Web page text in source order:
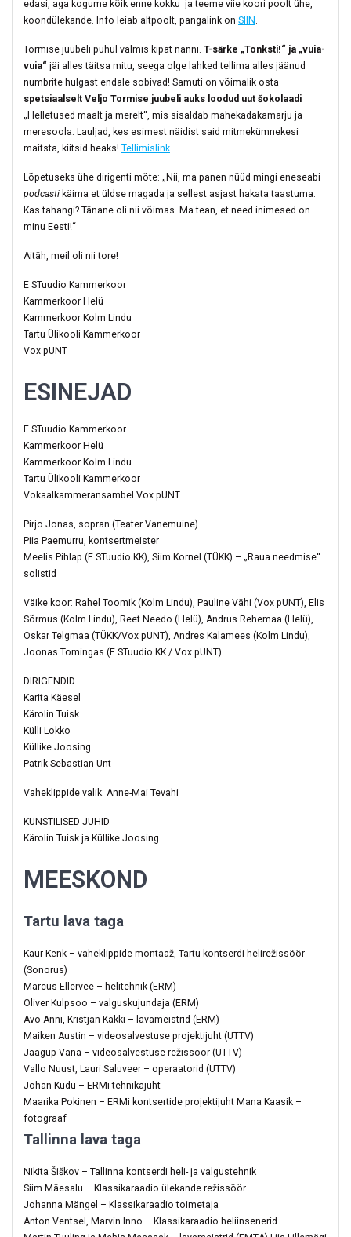
edasi, aga kogume kõik enne kokku ja teeme viie koori poolt ühe,
koondülekande. Info leiab altpoolt, pangalink on SIIN
Tormise juubeli puhul valmis kipat nänni. T-särke „Tonksti!“ ja „vuia-
vuia“ jäi alles täitsa mitu, seega olge lahked tellima alles jäänud
numbrite hulgast endale sobivad! Samuti on võimalik osta
spetsiaalselt Veljo Tormise juubeli auks loodud uut šokolaadi
„Helletused maalt ja merelt“, mis sisaldab mahekadakamarju ja
meresoola. Lauljad, kes esimest näidist said mitmekümnekesi
maitsta, kiitsid heaks! Tellimislink
Lõpetuseks ühe dirigenti mõte: „Nii, ma panen nüüd mingi eneseabi
podcasti käima et üldse magada ja sellest asjast hakata taastuma.
Kas tahangi? Tänane oli nii võimas. Ma tean, et need inimesed on
minu Eesti!“
Aitäh, meil oli nii tore!
E STuudio Kammerkoor
Kammerkoor Helü
Kammerkoor Kolm Lindu
Tartu Ülikooli Kammerkoor
Vox pUNT
ESINEJAD
E STuudio Kammerkoor
Kammerkoor Helü
Kammerkoor Kolm Lindu
Tartu Ülikooli Kammerkoor
Vokaalkammeransambel Vox pUNT
Pirjo Jonas, sopran (Teater Vanemuine)
Piia Paemurru, kontsertmeister
Meelis Pihlap (E STuudio KK), Siim Kornel (TÜKK) – „Raua needmise“
solistid
Väike koor: Rahel Toomik (Kolm Lindu), Pauline Vähi (Vox pUNT), Elis
Sõrmus (Kolm Lindu), Reet Needo (Helü), Andrus Rehemaa (Helü),
Oskar Telgmaa (TÜKK/Vox pUNT), Andres Kalamees (Kolm Lindu),
Joonas Tomingas (E STuudio KK / Vox pUNT)
DIRIGENDID
Karita Käesel
Kärolin Tuisk
Külli Lokko
Küllike Joosing
Patrik Sebastian Unt
Vaheklippide valik: Anne-Mai Tevahi
KUNSTILISED JUHID
Kärolin Tuisk ja Küllike Joosing
MEESKOND
Tartu lava taga
Kaur Kenk – vaheklippide montaaž, Tartu kontserdi helirežissöör
(Sonorus)
Marcus Ellervee – helitehnik (ERM)
Oliver Kulpsoo – valguskujundaja (ERM)
Avo Anni, Kristjan Käkki – lavameistrid (ERM)
Maiken Austin – videosalvestuse projektijuht (UTTV)
Jaagup Vana – videosalvestuse režissöör (UTTV)
Vallo Nuust, Lauri Saluveer – operaatorid (UTTV)
Johan Kudu – ERMi tehnikajuht
Maarika Pokinen – ERMi kontsertide projektijuht Mana Kaasik –
fotograaf
Tallinna lava taga
Nikita Šiškov – Tallinna kontserdi heli- ja valgustehnik
Siim Mäesalu – Klassikaraadio ülekande režissöör
Johanna Mängel – Klassikaraadio toimetaja
Anton Ventsel, Marvin Inno – Klassikaraadio heliinsenerid